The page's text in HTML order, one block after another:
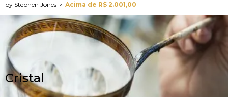
by Stephen Jones
Acima de R$ 2.001,00
Cristal